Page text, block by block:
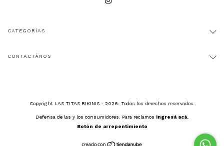
CATEGORÍAS
CONTACTÁNOS
Copyright LAS TITAS BIKINIS - 2026. Todos los derechos reservados.
Defensa de las y los consumidores. Para reclamos ingresá acá.
Botón de arrepentimiento